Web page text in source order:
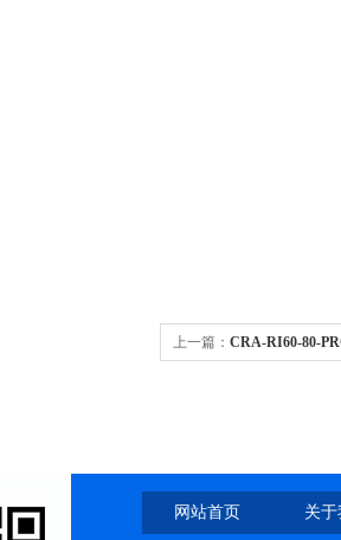
上一篇： CRA-RI60-80-
网站首页 关